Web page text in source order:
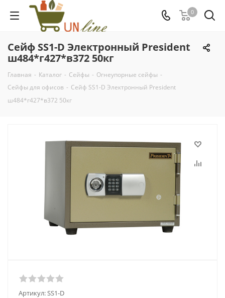
0
Сейф SS1-D Электронный President
ш484*г427*в372 50кг
Главная - Каталог - Сейфы - Огнеупорные сейфы -
Сейфы для офисов - Сейф SS1-D Электронный President
ш484*г427*в372 50кг
Артикул:SS1-D